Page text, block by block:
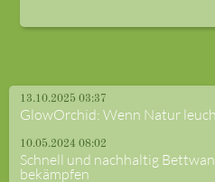
13.10.2025 03:37
GlowOrchid: Wenn Natur
10.05.2024 08:02
Schnell und nachhaltig
bekämpfen